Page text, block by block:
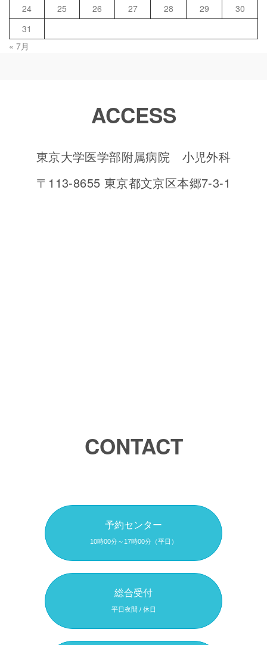
24
25 26 27 28 29
30
31
« 7月
ACCESS
東京大学医学部附属病院 小児外科
〒113-8655 東京都文京区本郷7-3-1
CONTACT
予約センター
10時00分～17時00分（平日）
総合受付
平日夜間 / 休日